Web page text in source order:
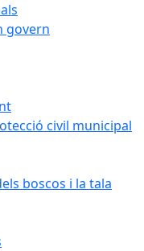
govern
civil municipal
boscos i la tala